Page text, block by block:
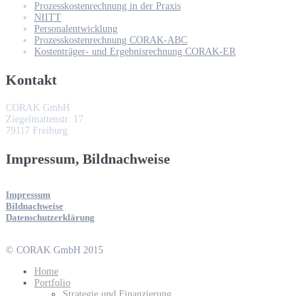
Prozesskostenrechnung in der Praxis
NIITT
Personalentwicklung
Prozesskostenrechnung CORAK-ABC
Kostenträger- und Ergebnisrechnung CORAK-ER
Kontakt
CORAK GmbH
Ziegelmattenstr. 17
79117 Freiburg
Impressum, Bildnachweise
Impressum
Bildnachweise
Datenschutzerklärung
© CORAK GmbH 2015
Home
Portfolio